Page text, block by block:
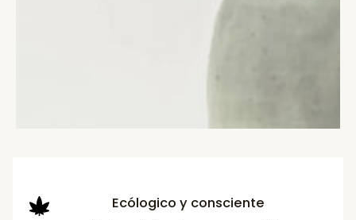
Ecólogico y consciente